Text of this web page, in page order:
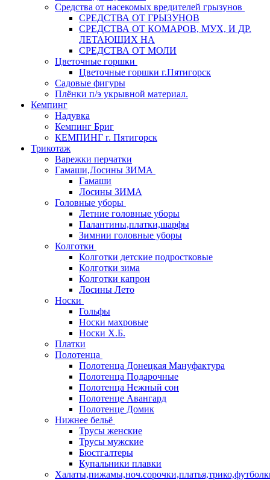
Средства от насекомых вредителей грызунов
СPEДСТВА ОТ ГРЫЗУНОВ
СРЕДСТВА ОТ КОМАРОВ, МУХ, И ДР.
ЛЕТАЮЩИХ НА
СРЕДСТВА ОТ МОЛИ
Цветочные горшки
Цветочные горшки г.Пятигорск
Садовые фигуры
Плёнки п/э укрывной материал.
Кемпинг
Надувка
Кемпинг Бриг
КЕМПИНГ г. Пятигорск
Трикотаж
Варежки перчатки
Гамаши,Лосины ЗИМА
Гамаши
Лосины ЗИМА
Головные уборы
Летние головные уборы
Палантины,платки,шарфы
Зимнии головные уборы
Колготки
Колготки детские подростковые
Колготки зима
Колготки капрон
Лосины Лето
Носки
Гольфы
Носки махровые
Носки Х.Б.
Платки
Полотенца
Полотенца Донецкая Мануфактура
Полотенца Подарочные
Полотенца Нежный сон
Полотенце Авангард
Полотенце Домик
Нижнее бельё
Трусы женские
Трусы мужские
Бюстгалтеры
Купальники плавки